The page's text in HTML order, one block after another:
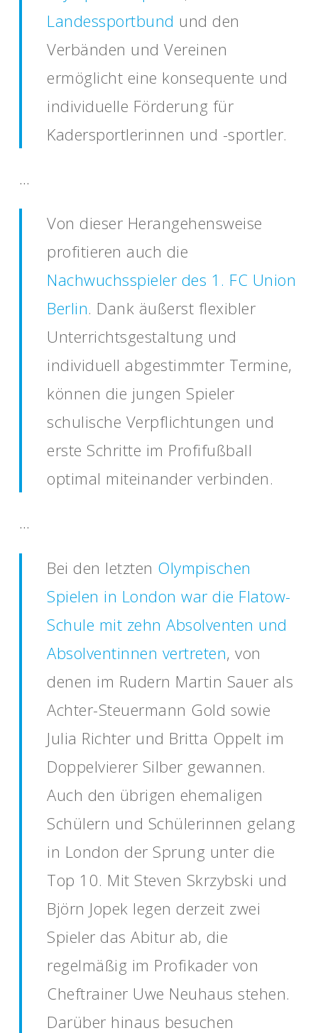
Landessportbund und den
Verbänden und Vereinen
ermöglicht eine konsequente und
individuelle Förderung für
Kadersportlerinnen und -sportler.
…
Von dieser Herangehensweise
profitieren auch die
Nachwuchsspieler des 1. FC Union
Berlin. Dank äußerst flexibler
Unterrichtsgestaltung und
individuell abgestimmter Termine,
können die jungen Spieler
schulische Verpflichtungen und
erste Schritte im Profifußball
optimal miteinander verbinden.
…
Bei den letzten Olympischen
Spielen in London war die Flatow-
Schule mit zehn Absolventen und
Absolventinnen vertreten, von
denen im Rudern Martin Sauer als
Achter-Steuermann Gold sowie
Julia Richter und Britta Oppelt im
Doppelvierer Silber gewannen.
Auch den übrigen ehemaligen
Schülern und Schülerinnen gelang
in London der Sprung unter die
Top 10. Mit Steven Skrzybski und
Björn Jopek legen derzeit zwei
Spieler das Abitur ab, die
regelmäßig im Profikader von
Cheftrainer Uwe Neuhaus stehen.
Darüber hinaus besuchen